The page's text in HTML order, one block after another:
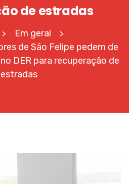
de estradas
> Em geral >
de São Felipe pedem de
DER para recuperação de
estradas